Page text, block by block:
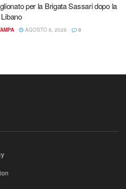
per la Brigata Sassari dopo la
AGOSTO 6, 2026 0